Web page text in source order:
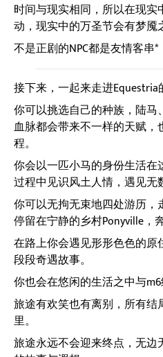
时间与现实相同，所以在现
动，现实中的万圣节会有梦魇
不是正剧的NPC都是友情客串*
接下来，一起来走进Equestria
你可以挑选自己的种族，陆
血脉都会带来不一样的天赋
程。
你会以一匹小马的身份生活
过程中见识风土人情，遇见无
你可以无拘无束地四处游历，
停留在宁静的乡村Ponyville，
在路上你会遇见形形色色的
段段奇遇故事。
你也会在悠闲的生活之中与
旅途有欢笑也有离别，所有
里。
旅途永远不会迎来终点，无